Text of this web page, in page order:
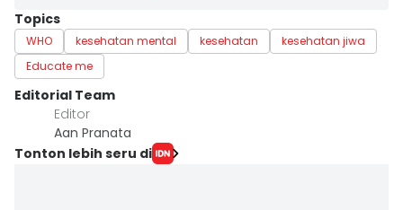
Topics
WHO kesehatan mental kesehatan
kesehatan jiwa
Educate me
Editorial Team
Editor
Aan Pranata
Tonton lebih seru di